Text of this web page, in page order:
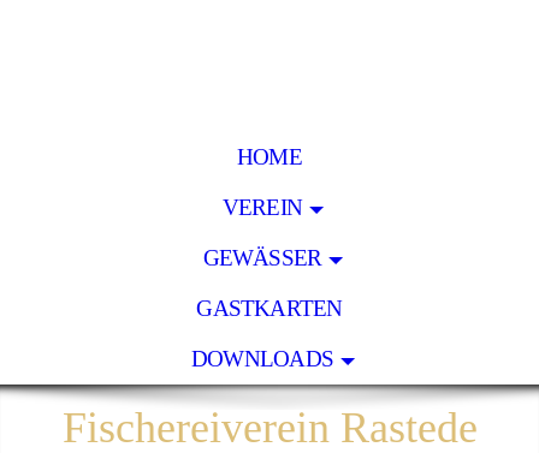
HOME
VEREIN
GEWÄSSER
GASTKARTEN
DOWNLOADS
Fischereiverein Rastede